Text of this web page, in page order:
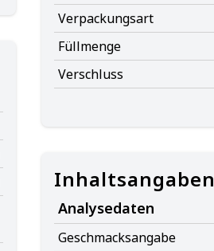
Verpackungsart
Füllmenge
Verschluss
Inhaltsangaben
Analysedaten
Geschmacksangabe